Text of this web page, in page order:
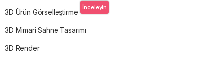
3D Ürün Görselleştirme
İnceleyin
3D Mimari Sahne Tasarımı
3D Render